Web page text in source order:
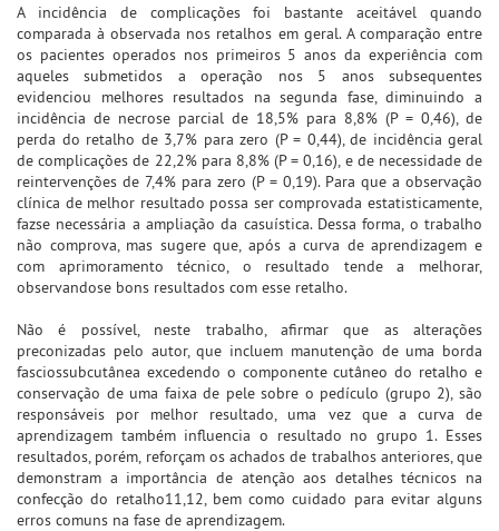
A incidência de complicações foi bastante aceitável quando
comparada à observada nos retalhos em geral. A comparação entre
os pacientes operados nos primeiros 5 anos da experiência com
aqueles submetidos a operação nos 5 anos subsequentes
evidenciou melhores resultados na segunda fase, diminuindo a
incidência de necrose parcial de 18,5% para 8,8% (P = 0,46), de
perda do retalho de 3,7% para zero (P = 0,44), de incidência geral
de complicações de 22,2% para 8,8% (P = 0,16), e de necessidade de
reintervenções de 7,4% para zero (P = 0,19). Para que a observação
clínica de melhor resultado possa ser comprovada estatisticamente,
fazse necessária a ampliação da casuística. Dessa forma, o trabalho
não comprova, mas sugere que, após a curva de aprendizagem e
com aprimoramento técnico, o resultado tende a melhorar,
observandose bons resultados com esse retalho.
Não é possível, neste trabalho, afirmar que as alterações
preconizadas pelo autor, que incluem manutenção de uma borda
fasciossubcutânea excedendo o componente cutâneo do retalho e
conservação de uma faixa de pele sobre o pedículo (grupo 2), são
responsáveis por melhor resultado, uma vez que a curva de
aprendizagem também influencia o resultado no grupo 1. Esses
resultados, porém, reforçam os achados de trabalhos anteriores, que
demonstram a importância de atenção aos detalhes técnicos na
confecção do retalho11,12, bem como cuidado para evitar alguns
erros comuns na fase de aprendizagem.